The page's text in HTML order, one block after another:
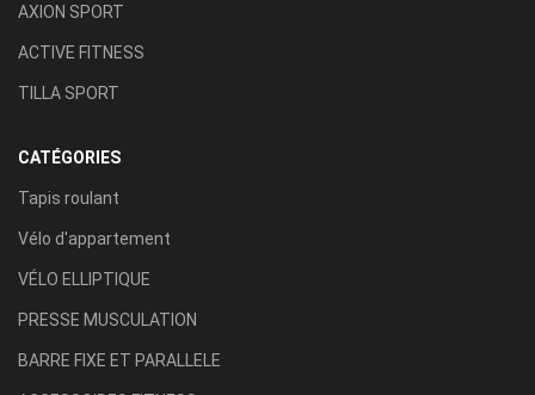
AXION SPORT
ACTIVE FITNESS
TILLA SPORT
CATÉGORIES
Tapis roulant
Vélo d'appartement
VÉLO ELLIPTIQUE
PRESSE MUSCULATION
BARRE FIXE ET PARALLELE